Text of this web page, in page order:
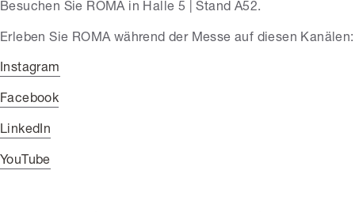
Besuchen Sie ROMA in Halle 5 | Stand A52.
Erleben Sie ROMA während der Messe auf diesen Kanälen:
Instagram
Facebook
LinkedIn
YouTube